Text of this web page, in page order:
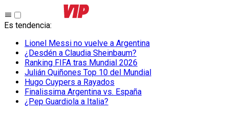
Es tendencia:
Lionel Messi no vuelve a Argentina
¿Desdén a Claudia Sheinbaum?
Ranking FIFA tras Mundial 2026
Julián Quiñones Top 10 del Mundial
Hugo Cuypers a Rayados
Finalissima Argentina vs. España
¿Pep Guardiola a Italia?